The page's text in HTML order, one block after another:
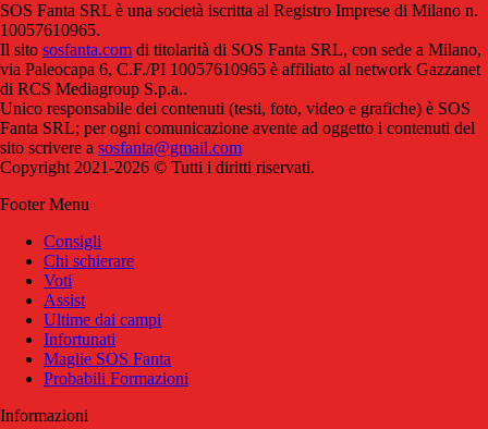
SOS Fanta SRL è una società iscritta al Registro Imprese di Milano n.
10057610965.
Il sito sosfanta.com di titolarità di SOS Fanta SRL, con sede a Milano,
via Paleocapa 6, C.F./PI 10057610965 è affiliato al network Gazzanet
di RCS Mediagroup S.p.a..
Unico responsabile dei contenuti (testi, foto, video e grafiche) è SOS
Fanta SRL; per ogni comunicazione avente ad oggetto i contenuti del
sito scrivere a sosfanta@gmail.com
Copyright 2021-2026 © Tutti i diritti riservati.
Footer Menu
Consigli
Chi schierare
Voti
Assist
Ultime dai campi
Infortunati
Maglie SOS Fanta
Probabili Formazioni
Informazioni